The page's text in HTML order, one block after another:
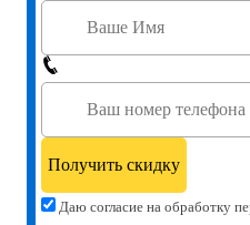
Даю согласие на обработку